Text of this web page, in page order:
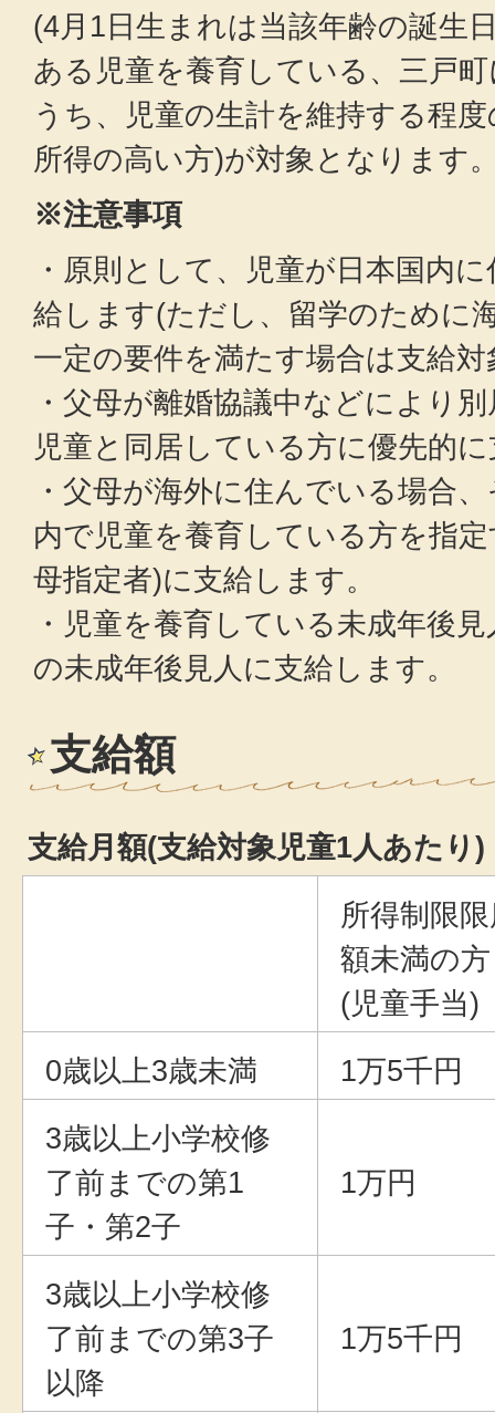
(4月1日生まれは当該年齢の誕生
ある児童を養育している、三戸
うち、児童の生計を維持する程
所得の高い方)が対象となります
※注意事項
・原則として、児童が日本国内
給します(ただし、留学のために
一定の要件を満たす場合は支給
・父母が離婚協議中などにより
児童と同居している方に優先的
・父母が海外に住んでいる場合
内で児童を養育している方を指
母指定者)に支給します。
・児童を養育している未成年後
の未成年後見人に支給します。
支給額
支給月額(支給対象児童1人あたり)
所得制限
額未満の方
(児童手当)
0歳以上3歳未満
1万5千円
3歳以上小学校修
了前までの第1
子・第2子
1万円
3歳以上小学校修
了前までの第3子
以降
1万5千円